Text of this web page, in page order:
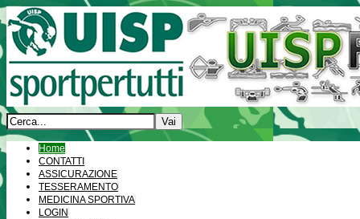
Home
CONTATTI
ASSICURAZIONE
TESSERAMENTO
MEDICINA SPORTIVA
LOGIN